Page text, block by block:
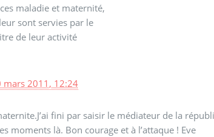
maladie et maternité,
sont servies par le
de leur activité
mars 2011, 12:24
fini par saisir le médiateur de la
moments là. Bon courage et à l’attaque ! Eve